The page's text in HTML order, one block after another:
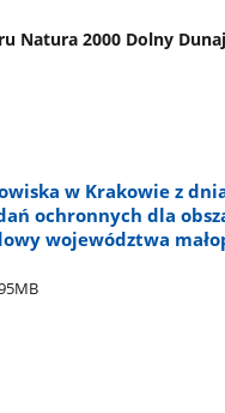
Natura 2000 Dolny
w Krakowie z
ochronnych dla
województwa